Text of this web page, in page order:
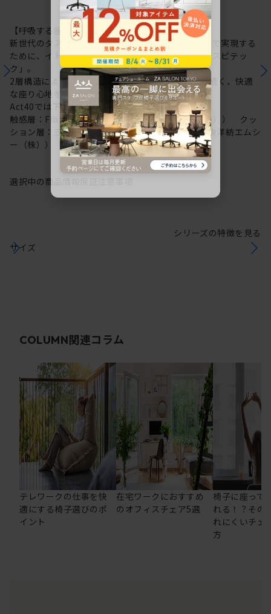
【呼吸する座面：レスピテック】
新世代のタスクチェアに求められる性能を高い次元で実現する
ために、イトーキが新たに開発した高機能素材「レスピテッ
ク」。
2層構造により“呼吸する座面”を可能にし、ずっと続く、快適
な座り心地を実現しました。
Act40では下記素材を採用しています。
触感層：Fibre cushion VL（帝人フロンティア（株）） クッ
ション層：三次元網状繊維構造体ブレスエアー®（東洋紡エムシ
ー（株））
選択中の商品情報
サイズ
シリーズの特徴を見る
COLUMN関連コラム
テレワークの仕事を快
適にする椅子選びのポ
イント
在宅ワークにおすすめ
のオフィスチェア5選
椅子に座って
れる！？その
れにくいチェ
方